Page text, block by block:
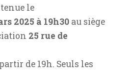
le
2025 à 19h30 au siège
25 rue de
de 19h. Seuls les